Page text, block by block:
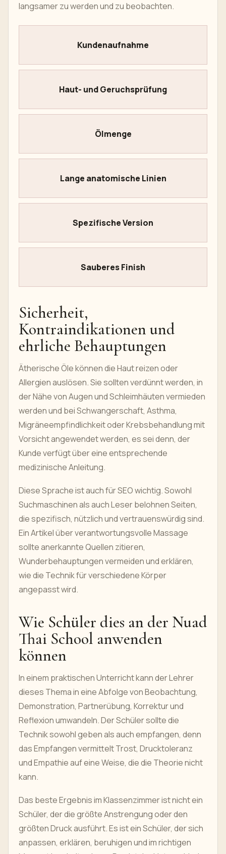
langsamer zu werden und zu beobachten.
Kundenaufnahme
Haut- und Geruchsprüfung
Ölmenge
Lange anatomische Linien
Spezifische Version
Sauberes Finish
Sicherheit,
Kontraindikationen und
ehrliche Behauptungen
Ätherische Öle können die Haut reizen oder
Allergien auslösen. Sie sollten verdünnt werden, in
der Nähe von Augen und Schleimhäuten vermieden
werden und bei Schwangerschaft, Asthma,
Migräneempfindlichkeit oder Krebsbehandlung mit
Vorsicht angewendet werden, es sei denn, der
Kunde verfügt über eine entsprechende
medizinische Anleitung.
Diese Sprache ist auch für SEO wichtig. Sowohl
Suchmaschinen als auch Leser belohnen Seiten,
die spezifisch, nützlich und vertrauenswürdig sind.
Ein Artikel über verantwortungsvolle Massage
sollte anerkannte Quellen zitieren,
Wunderbehauptungen vermeiden und erklären,
wie die Technik für verschiedene Körper
angepasst wird.
Wie Schüler dies an der Nuad
Thai School anwenden
können
In einem praktischen Unterricht kann der Lehrer
dieses Thema in eine Abfolge von Beobachtung,
Demonstration, Partnerübung, Korrektur und
Reflexion umwandeln. Der Schüler sollte die
Technik sowohl geben als auch empfangen, denn
das Empfangen vermittelt Trost, Drucktoleranz
und Empathie auf eine Weise, die die Theorie nicht
kann.
Das beste Ergebnis im Klassenzimmer ist nicht ein
Schüler, der die größte Anstrengung oder den
größten Druck ausführt. Es ist ein Schüler, der sich
anpassen, erklären, beruhigen und im richtigen